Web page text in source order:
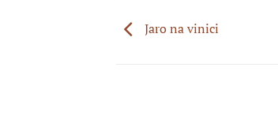
Jaro na vinici